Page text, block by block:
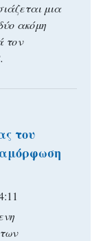
μια
ακόμη
τον
του